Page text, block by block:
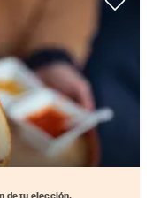
de tu elección.